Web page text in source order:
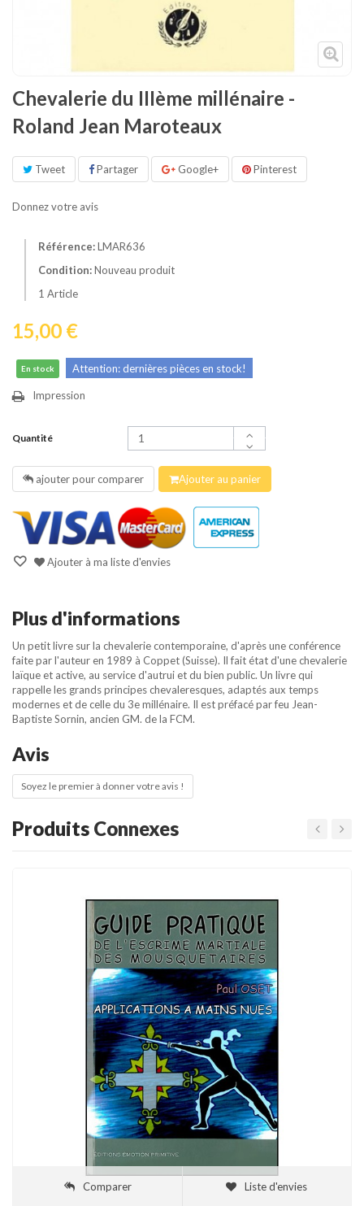
Chevalerie du IIIème millénaire -
Roland Jean Maroteaux
Tweet Partager Google+ Pinterest
Donnez votre avis
Référence:LMAR636
Condition:Nouveau produit
1 Article
15,00 €
En stock Attention: dernières pièces en stock!
Impression
Quantité
ajouter pour comparer Ajouter au panier
Ajouter à ma liste d'envies
Plus d'informations
Un petit livre sur la chevalerie contemporaine, d'après une conférence
faite par l'auteur en 1989 à Coppet (Suisse). Il fait état d'une chevalerie
laïque et active, au service d'autrui et du bien public. Un livre qui
rappelle les grands principes chevaleresques, adaptés aux temps
modernes et de celle du 3e millénaire. Il est préfacé par feu Jean-
Baptiste Sornin, ancien GM. de la FCM.
Avis
Soyez le premier à donner votre avis !
Produits Connexes
Comparer Liste d'envies